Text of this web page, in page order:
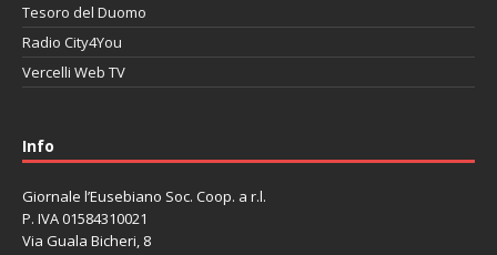
Tesoro del Duomo
Radio City4You
Vercelli Web TV
Info
Giornale l’Eusebiano Soc. Coop. a r.l.
P. IVA 01584310021
Via Guala Bicheri, 8